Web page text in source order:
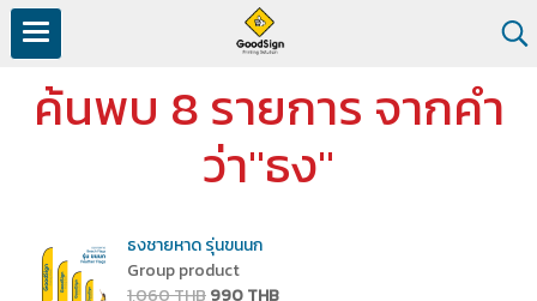
ค้นพบ 8 รายการ จากคำ
ว่า"ธง"
ธงชายหาด รุ่นขนนก
Group product
1,060 THB990 THB